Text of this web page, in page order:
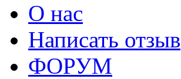
О нас
Написать отзыв
ФОРУМ